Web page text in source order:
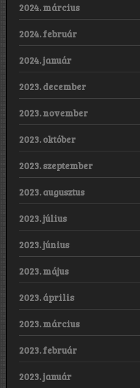
2024. március
2024. február
2024. január
2023. december
2023. november
2023. október
2023. szeptember
2023. augusztus
2023. július
2023. június
2023. május
2023. április
2023. március
2023. február
2023. január